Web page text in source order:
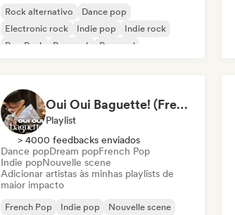
Rock alternativo
Dance pop
Electronic rock
Indie pop
Indie rock
Pop Punk
Pop rock Pop soul
Oui Oui Baguette! (French Indie Pop's Finest)
Playlist
> 4000 feedbacks enviados
Dance popDream popFrench Pop
Indie popNouvelle scene
Adicionar artistas às minhas playlists de
maior impacto
French Pop Indie pop
Nouvelle scene